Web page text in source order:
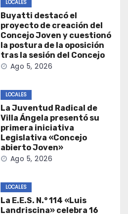
LOCALES
Buyatti destacó el
proyecto de creación del
Concejo Joven y cuestionó
la postura de la oposición
tras la sesión del Concejo
Ago 5, 2026
LOCALES
La Juventud Radical de
Villa Ángela presentó su
primera iniciativa
Legislativa «Concejo
abierto Joven»
Ago 5, 2026
LOCALES
La E.E.S. N.° 114 «Luis
Landriscina» celebra 16